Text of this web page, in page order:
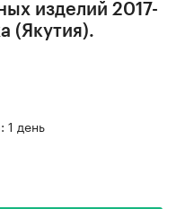
изделий 2017-
(Якутия).
1 день